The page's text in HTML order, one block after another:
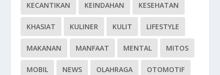
KECANTIKAN KEINDAHAN KESEHATAN
KHASIAT KULINER KULIT LIFESTYLE
MAKANAN MANFAAT MENTAL MITOS
MOBIL NEWS OLAHRAGA OTOMOTIF